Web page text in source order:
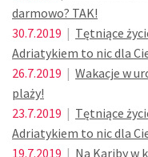
darmowo? TAK!
30.7.2019 | Tętniące
Adriatykiem to nic dla
26.7.2019 | Wakacje w
plaży!
23.7.2019 | Tętniące
Adriatykiem to nic dla
19.7.2019 | Na Kariby w